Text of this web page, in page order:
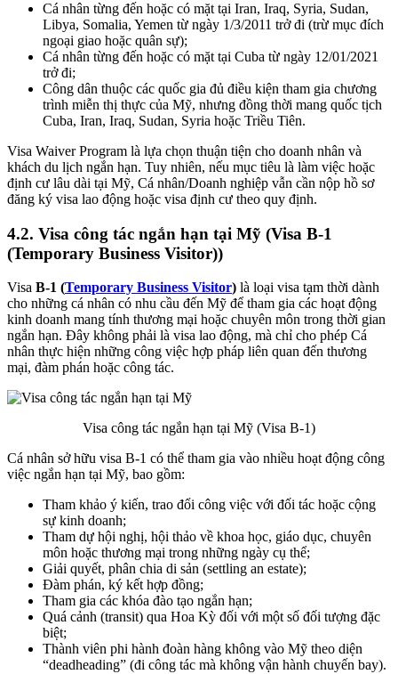
Cá nhân từng đến hoặc có mặt tại Iran, Iraq, Syria, Sudan,
Libya, Somalia, Yemen từ ngày 1/3/2011 trở đi (trừ mục đích
ngoại giao hoặc quân sự);
Cá nhân từng đến hoặc có mặt tại Cuba từ ngày 12/01/2021
trở đi;
Công dân thuộc các quốc gia đủ điều kiện tham gia chương
trình miễn thị thực của Mỹ, nhưng đồng thời mang quốc tịch
Cuba, Iran, Iraq, Sudan, Syria hoặc Triều Tiên.
Visa Waiver Program là lựa chọn thuận tiện cho doanh nhân và
khách du lịch ngắn hạn. Tuy nhiên, nếu mục tiêu là làm việc hoặc
định cư lâu dài tại Mỹ, Cá nhân/Doanh nghiệp vẫn cần nộp hồ sơ
đăng ký visa lao động hoặc visa định cư theo quy định.
4.2. Visa công tác ngắn hạn tại Mỹ (Visa B-1
(Temporary Business Visitor))
Visa B-1 (Temporary Business Visitor) là loại visa tạm thời dành
cho những cá nhân có nhu cầu đến Mỹ để tham gia các hoạt động
kinh doanh mang tính thương mại hoặc chuyên môn trong thời gian
ngắn hạn. Đây không phải là visa lao động, mà chỉ cho phép Cá
nhân thực hiện những công việc hợp pháp liên quan đến thương
mại, đàm phán hoặc công tác.
Visa công tác ngắn hạn tại Mỹ (Visa B-1)
Cá nhân sở hữu visa B-1 có thể tham gia vào nhiều hoạt động công
việc ngắn hạn tại Mỹ, bao gồm:
Tham khảo ý kiến, trao đổi công việc với đối tác hoặc cộng
sự kinh doanh;
Tham dự hội nghị, hội thảo về khoa học, giáo dục, chuyên
môn hoặc thương mại trong những ngày cụ thể;
Giải quyết, phân chia di sản (settling an estate);
Đàm phán, ký kết hợp đồng;
Tham gia các khóa đào tạo ngắn hạn;
Quá cảnh (transit) qua Hoa Kỳ đối với một số đối tượng đặc
biệt;
Thành viên phi hành đoàn hàng không vào Mỹ theo diện
“deadheading” (đi công tác mà không vận hành chuyến bay).